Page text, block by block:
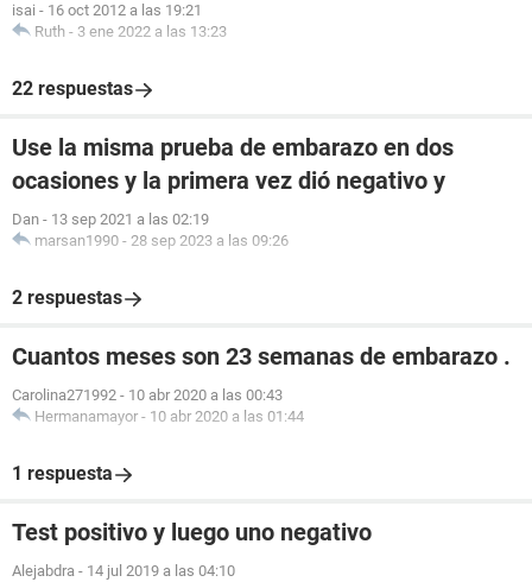
isai - 16 oct 2012 a las 19:21
Ruth - 3 ene 2022 a las 13:23
22 respuestas
Use la misma prueba de embarazo en dos
ocasiones y la primera vez dió negativo y
Dan - 13 sep 2021 a las 02:19
marsan1990 - 28 sep 2023 a las 09:26
2 respuestas
Cuantos meses son 23 semanas de embarazo .
Carolina271992 - 10 abr 2020 a las 00:43
Hermanamayor - 10 abr 2020 a las 01:44
1 respuesta
Test positivo y luego uno negativo
Alejabdra - 14 jul 2019 a las 04:10